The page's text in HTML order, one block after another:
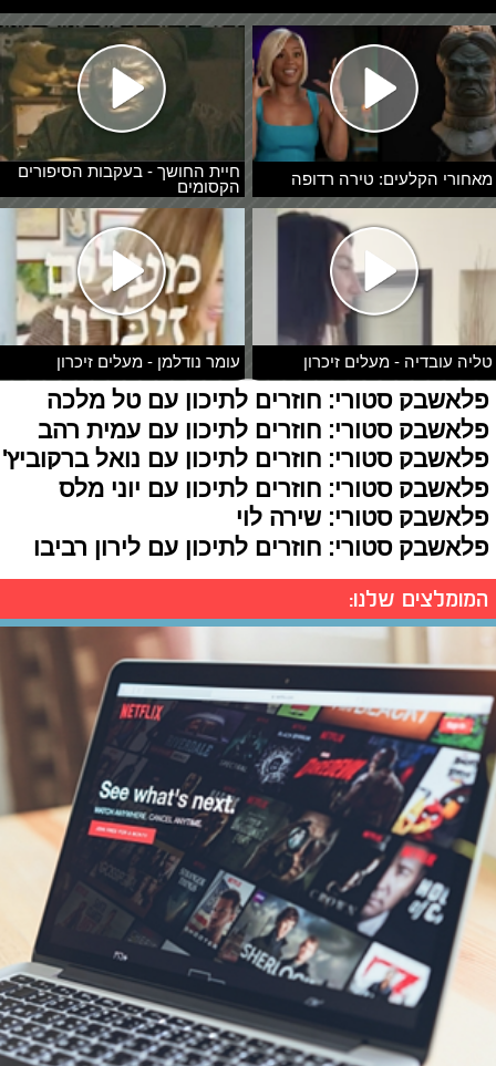
מאחורי הקלעים: טירה רדופה
חיית החושך - בעקבות הסיפורים
הקסומים
טליה עובדיה - מעלים זיכרון עומר נודלמן - מעלים זיכרון
פלאשבק סטורי: חוזרים לתיכון עם טל מלכה
פלאשבק סטורי: חוזרים לתיכון עם עמית רהב
פלאשבק סטורי: חוזרים לתיכון עם נואל ברקוביץ'
פלאשבק סטורי: חוזרים לתיכון עם יוני מלס
פלאשבק סטורי: שירה לוי
פלאשבק סטורי: חוזרים לתיכון עם לירון רביבו
המומלצים שלנו: